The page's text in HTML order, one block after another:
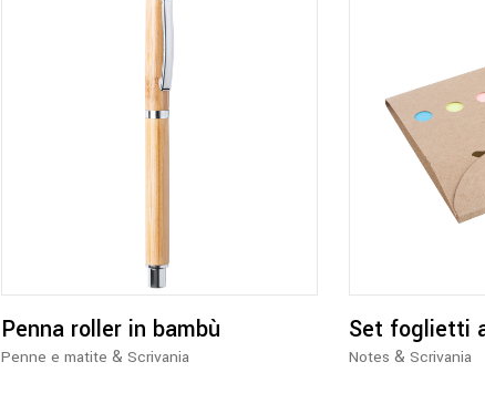
Penna roller in bambù
Penne e matite &Scrivania
Set foglietti
Notes &Scrivania